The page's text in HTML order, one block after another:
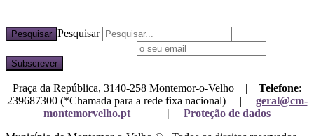
Pesquisar Pesquisar
Praça da República, 3140-258 Montemor-o-Velho | Telefone:
239687300 (*Chamada para a rede fixa nacional) | geral@cm-
montemorvelho.pt
| Proteção de dados